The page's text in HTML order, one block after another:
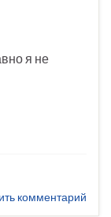
я не
комментарий